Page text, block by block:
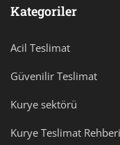
Kategoriler
Acil Teslimat
Güvenilir Teslimat
Kurye sektörü
Kurye Teslimat Rehberi